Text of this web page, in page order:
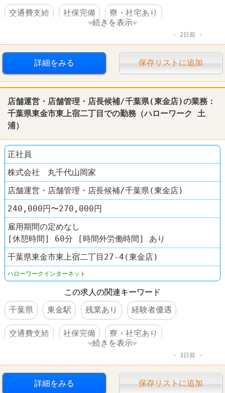
交通費支給 社保完備 寮・社宅あり
続きを表示
2日前
詳細をみる 保存リストに追加
店舗運営・店舗管理・店長候補/千葉県(東金店)の業務：
千葉県東金市東上宿二丁目での勤務（ハローワーク
土
浦）
正社員
株式会社 丸千代山岡家
店舗運営・店舗管理・店長候補/千葉県(東金店)
240,000円〜270,000円
雇用期間の定めなし
[休憩時間] 60分 [時間外労働時間] あり
千葉県東金市東上宿二丁目27-4(東金店)
ハローワークインターネット
この求人の関連キーワード
千葉県
東金駅 残業あり 経験者優遇
交通費支給 社保完備 寮・社宅あり
続きを表示
3日前
詳細をみる 保存リストに追加